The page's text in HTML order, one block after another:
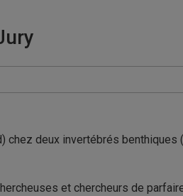
deux invertébrés benthiques
et chercheurs de